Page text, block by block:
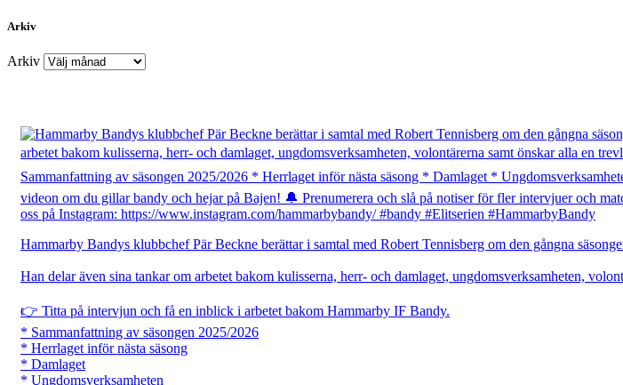
Arkiv
Arkiv
Hammarby Bandys klubbchef Pär Beckne berättar i samtal med Robert Tennisberg om den gångna
Han delar även sina tankar om arbetet bakom kulisserna, herr- och damlaget, ungdomsverksamheten,
👉 Titta på intervjun och få en inblick i arbetet bakom Hammarby IF Bandy.
* Sammanfattning av säsongen 2025/2026
* Herrlaget inför nästa säsong
* Damlaget
* Ungdomsverksamheten